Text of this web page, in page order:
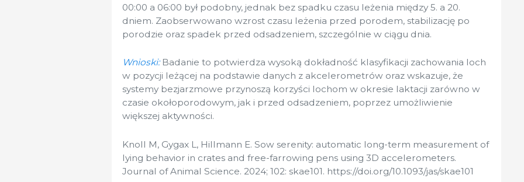
00:00 a 06:00 był podobny, jednak bez spadku czasu leżenia między 5. a 20.
dniem. Zaobserwowano wzrost czasu leżenia przed porodem, stabilizację po
porodzie oraz spadek przed odsadzeniem, szczególnie w ciągu dnia.
Wnioski:Badanie to potwierdza wysoką dokładność klasyfikacji zachowania loch
w pozycji leżącej na podstawie danych z akcelerometrów oraz wskazuje, że
systemy bezjarzmowe przynoszą korzyści lochom w okresie laktacji zarówno w
czasie okołoporodowym, jak i przed odsadzeniem, poprzez umożliwienie
większej aktywności.
Knoll M, Gygax L, Hillmann E. Sow serenity: automatic long-term measurement of
lying behavior in crates and free-farrowing pens using 3D accelerometers.
Journal of Animal Science. 2024; 102: skae101. https://doi.org/10.1093/jas/skae101